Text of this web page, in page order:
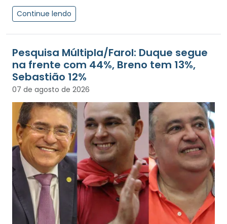
Continue lendo
Pesquisa Múltipla/Farol: Duque segue
na frente com 44%, Breno tem 13%,
Sebastião 12%
07 de agosto de 2026